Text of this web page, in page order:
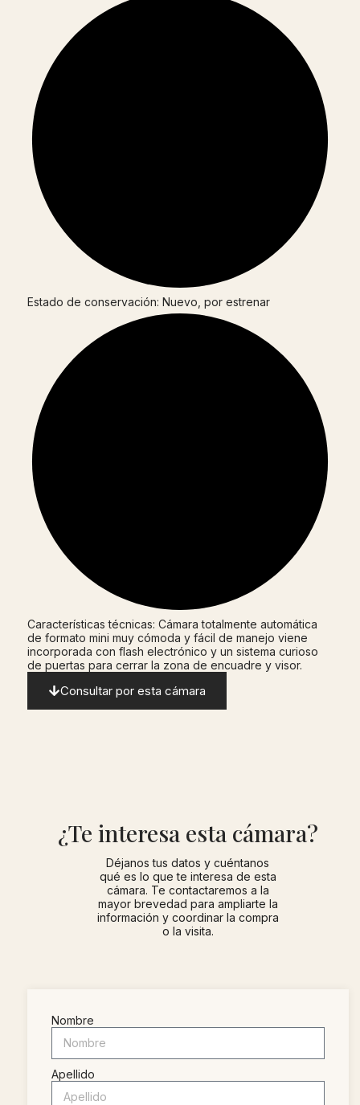
Estado de conservación: Nuevo, por estrenar
Características técnicas: Cámara totalmente automática
de formato mini muy cómoda y fácil de manejo viene
incorporada con flash electrónico y un sistema curioso
de puertas para cerrar la zona de encuadre y visor.
Consultar por esta cámara
¿Te interesa esta cámara?
Déjanos tus datos y cuéntanos
qué es lo que te interesa de esta
cámara. Te contactaremos a la
mayor brevedad para ampliarte la
información y coordinar la compra
o la visita.
Nombre
Apellido